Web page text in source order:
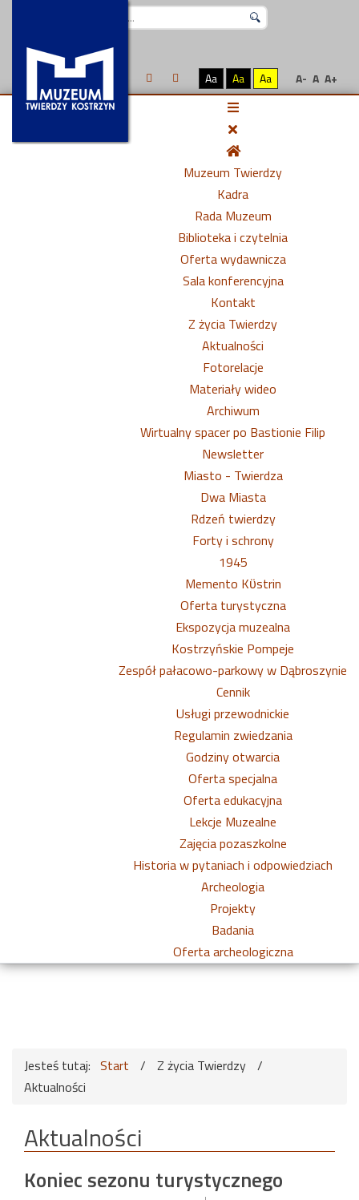
Aa Aa Aa A- A A+
Muzeum Twierdzy
Kadra
Rada Muzeum
Biblioteka i czytelnia
Oferta wydawnicza
Sala konferencyjna
Kontakt
Z życia Twierdzy
Aktualności
Fotorelacje
Materiały wideo
Archiwum
Wirtualny spacer po Bastionie Filip
Newsletter
Miasto - Twierdza
Dwa Miasta
Rdzeń twierdzy
Forty i schrony
1945
Memento Kϋstrin
Oferta turystyczna
Ekspozycja muzealna
Kostrzyńskie Pompeje
Zespół pałacowo-parkowy w Dąbroszynie
Cennik
Usługi przewodnickie
Regulamin zwiedzania
Godziny otwarcia
Oferta specjalna
Oferta edukacyjna
Lekcje Muzealne
Zajęcia pozaszkolne
Historia w pytaniach i odpowiedziach
Archeologia
Projekty
Badania
Oferta archeologiczna
Jesteś tutaj: Start / Z życia Twierdzy /
Aktualności
Aktualności
Koniec sezonu turystycznego